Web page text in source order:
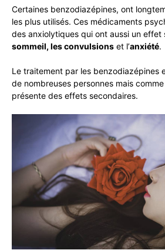
Certaines benzodiazépines, ont
les plus utilisés. Ces médicaments
des anxiolytiques qui ont aussi un effet
sommeil, les convulsions et l’anxiété.
Le traitement par les benzodiazépines
de nombreuses personnes mais
présente des effets secondaires.